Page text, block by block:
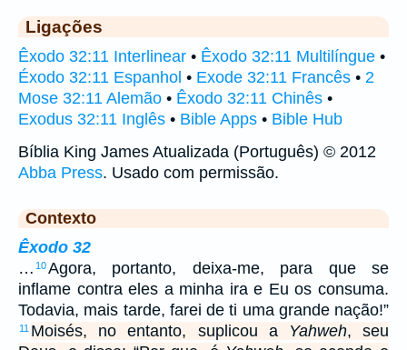
Ligações
Êxodo 32:11 Interlinear • Êxodo 32:11 Multilíngue •
Éxodo 32:11 Espanhol • Exode 32:11 Francês • 2
Mose 32:11 Alemão • Êxodo 32:11 Chinês •
Exodus 32:11 Inglês • Bible Apps • Bible Hub
Bíblia King James Atualizada (Português) © 2012
Abba Press. Usado com permissão.
Contexto
Êxodo 32
… 10Agora, portanto, deixa-me, para que se
inflame contra eles a minha ira e Eu os consuma.
Todavia, mais tarde, farei de ti uma grande nação!”
11 Moisés, no entanto, suplicou a Yahweh, seu